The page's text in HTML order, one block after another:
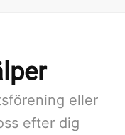
eller
efter dig